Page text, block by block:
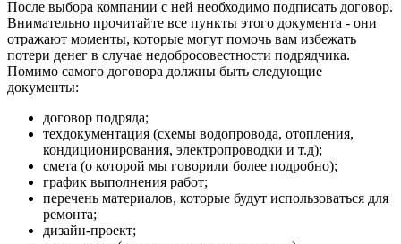
После выбора компании с ней необходимо подписать договор.
Внимательно прочитайте все пункты этого документа - они
отражают моменты, которые могут помочь вам избежать
потери денег в случае недобросовестности подрядчика.
Помимо самого договора должны быть следующие
документы:
договор подряда;
техдокументация (схемы водопровода, отопления,
кондиционирования, электропроводки и т.д);
смета (о которой мы говорили более подробно);
график выполнения работ;
перечень материалов, которые будут использоваться для
ремонта;
дизайн-проект;